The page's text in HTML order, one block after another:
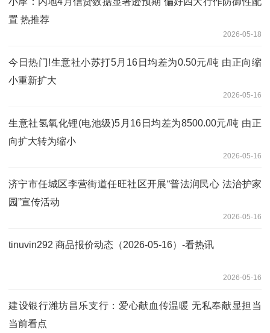
置 热推荐
2026-05-18
今日热门!生意社小苏打5月16日均差为0.50元/吨 由正向缩
小重新扩大
2026-05-16
生意社氢氧化锂(电池级)5月16日均差为8500.00元/吨 由正
向扩大转为缩小
2026-05-16
济宁市任城区李营街道任旺社区开展“普法润民心 法治护家
园”宣传活动
2026-05-16
tinuvin292 商品报价动态（2026-05-16）-看热讯
2026-05-16
建设银行潍坊昌乐支行：爱心献血传温暖 无私奉献显担当
当前看点